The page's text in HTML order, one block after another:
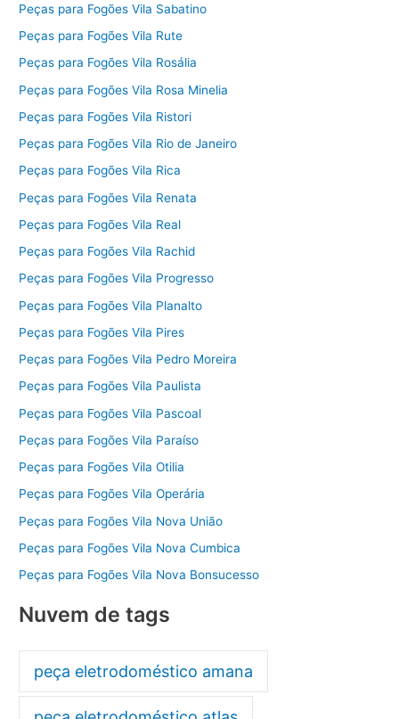
Peças para Fogões Vila Sabatino
Peças para Fogões Vila Rute
Peças para Fogões Vila Rosália
Peças para Fogões Vila Rosa Minelia
Peças para Fogões Vila Ristori
Peças para Fogões Vila Rio de Janeiro
Peças para Fogões Vila Rica
Peças para Fogões Vila Renata
Peças para Fogões Vila Real
Peças para Fogões Vila Rachid
Peças para Fogões Vila Progresso
Peças para Fogões Vila Planalto
Peças para Fogões Vila Pires
Peças para Fogões Vila Pedro Moreira
Peças para Fogões Vila Paulista
Peças para Fogões Vila Pascoal
Peças para Fogões Vila Paraíso
Peças para Fogões Vila Otilia
Peças para Fogões Vila Operária
Peças para Fogões Vila Nova União
Peças para Fogões Vila Nova Cumbica
Peças para Fogões Vila Nova Bonsucesso
Nuvem de tags
peça eletrodoméstico amana